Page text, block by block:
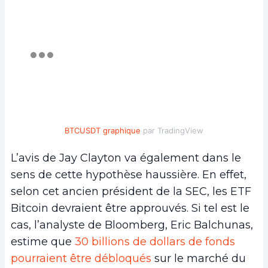
BTCUSDT graphique par TradingView
L’avis de Jay Clayton va également dans le
sens de cette hypothèse haussière. En effet,
selon cet ancien président de la SEC, les ETF
Bitcoin devraient être approuvés. Si tel est le
cas, l’analyste de Bloomberg, Eric Balchunas,
estime que 30 billions de dollars de fonds
pourraient être débloqués sur le marché du